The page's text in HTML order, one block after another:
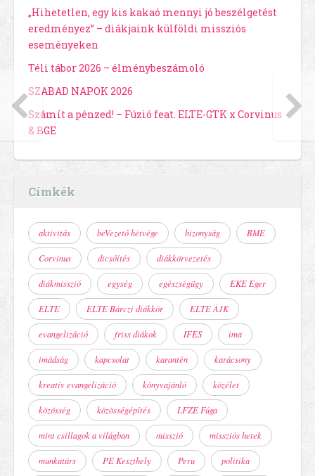
„Hihetetlen, egy kis kakaó mennyi jó beszélgetést
eredményez” – diákjaink külföldi missziós
eseményeken
Téli tábor 2026 – élménybeszámoló
SZABAD NAPOK 2026
Számít a pénzed! – Fúzió feat. ELTE-GTK x Corvinus
& BGE
Címkék
aktivitás beVezető hétvége bizonyság BME
Corvinus dicsőítés diákkörvezetés
diákmisszió egység egészségügy EKE Eger
ELTE ELTE Bárczi diákkör ELTE ÁJK
evangelizáció friss diákok IFES ima
imádság kapcsolat karantén karácsony
kreatív evangelizáció könyvajánló közélet
közösség közösségépítés LFZE Fúga
mint csillagok a világban misszió missziós hetek
munkatárs PE Keszthely Peru politika